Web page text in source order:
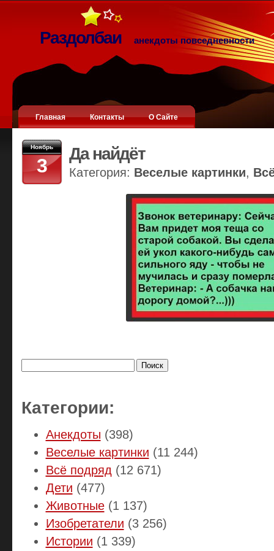
Раздолбаи анекдоты повседневности
Главная Контакты О Сайте
Ноябрь
3
Да найдёт
Категория: Веселые картинки,
Категории:
Анекдоты (398)
Веселые картинки (11 244)
Всё подряд (12 671)
Дети (477)
Животные(1 137)
Изобретатели (3 256)
Истории (1 339)